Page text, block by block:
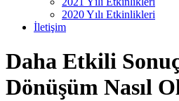
2020 Yılı Etkinlikleri
İletişim
Daha Etkili
Dönüşüm Nasıl